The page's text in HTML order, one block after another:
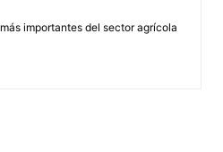
importantes del sector agrícola